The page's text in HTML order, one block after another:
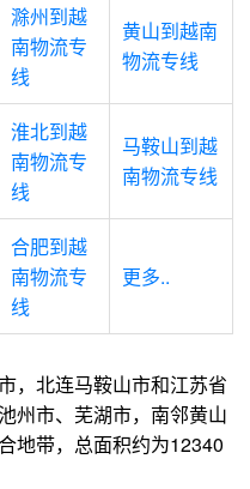
滁州到越
南物流专
线
黄山到越南
物流专线
淮北到越
南物流专
线
马鞍山到越
南物流专线
合肥到越
南物流专
线
更多..
，北连马鞍山市和江苏省
州市、芜湖市，南邻黄山
地带，总面积约为12340